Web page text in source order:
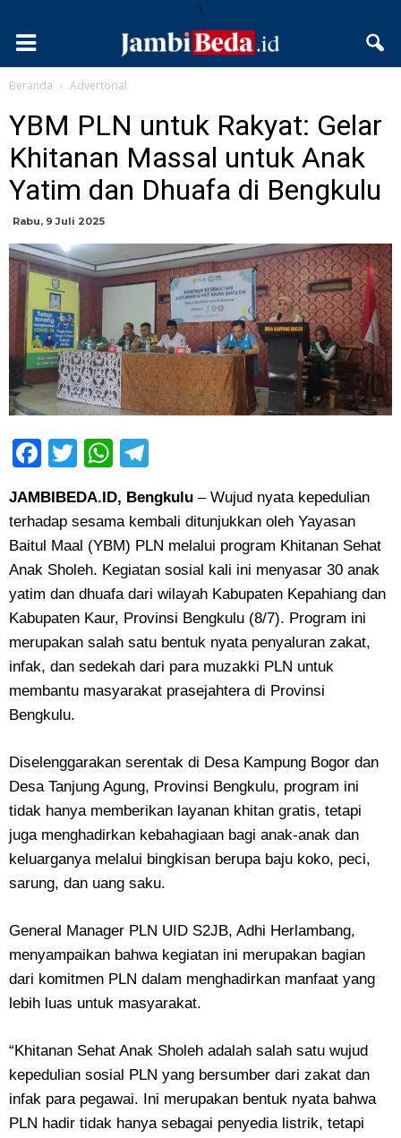
\
Beranda Advertorial
YBM PLN untuk Rakyat: Gelar
Khitanan Massal untuk Anak
Yatim dan Dhuafa di Bengkulu
Rabu, 9 Juli 2025
Facebook
TwitterWhatsApp
JAMBIBEDA.ID, Bengkulu – Wujud nyata kepedulian
terhadap sesama kembali ditunjukkan oleh Yayasan
Baitul Maal (YBM) PLN melalui program Khitanan Sehat
Anak Sholeh. Kegiatan sosial kali ini menyasar 30 anak
yatim dan dhuafa dari wilayah Kabupaten Kepahiang dan
Kabupaten Kaur, Provinsi Bengkulu (8/7). Program ini
merupakan salah satu bentuk nyata penyaluran zakat,
infak, dan sedekah dari para muzakki PLN untuk
membantu masyarakat prasejahtera di Provinsi
Bengkulu.
Diselenggarakan serentak di Desa Kampung Bogor dan
Desa Tanjung Agung, Provinsi Bengkulu, program ini
tidak hanya memberikan layanan khitan gratis, tetapi
juga menghadirkan kebahagiaan bagi anak-anak dan
keluarganya melalui bingkisan berupa baju koko, peci,
sarung, dan uang saku.
General Manager PLN UID S2JB, Adhi Herlambang,
menyampaikan bahwa kegiatan ini merupakan bagian
dari komitmen PLN dalam menghadirkan manfaat yang
lebih luas untuk masyarakat.
“Khitanan Sehat Anak Sholeh adalah salah satu wujud
kepedulian sosial PLN yang bersumber dari zakat dan
infak para pegawai. Ini merupakan bentuk nyata bahwa
PLN hadir tidak hanya sebagai penyedia listrik, tetapi